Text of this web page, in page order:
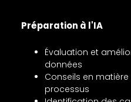
Préparation à l'IA
Évaluation et
données
Conseils en
processus